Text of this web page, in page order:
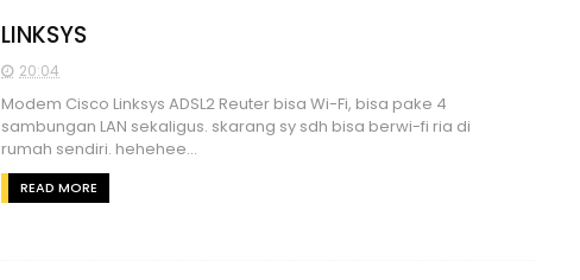
LINKSYS
20:04
Modem Cisco Linksys ADSL2 Reuter bisa Wi-Fi, bisa pake 4
sambungan LAN sekaligus. skarang sy sdh bisa berwi-fi ria di
rumah sendiri. hehehee...
READ MORE